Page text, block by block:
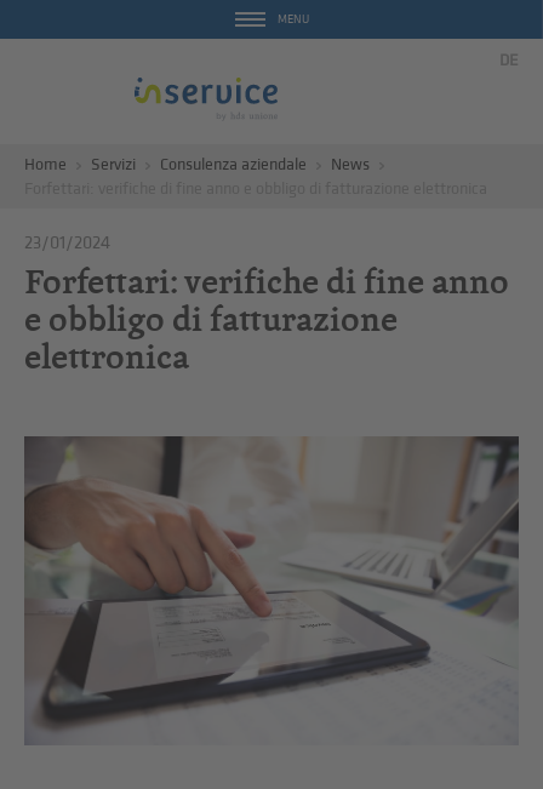
MENU
DE
Home Servizi Consulenza aziendale
News
23/01/2024
Forfettari: verifiche di fine anno
e obbligo di fatturazione
elettronica